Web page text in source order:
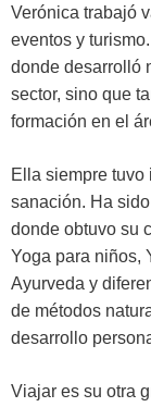
Verónica trabajó
eventos y
donde desarrolló
sector, sino que
formación en el
Ella siempre tuvo
sanación. Ha
donde obtuvo su
Yoga para niños,
Ayurveda y
de métodos
desarrollo
Viajar es su otra